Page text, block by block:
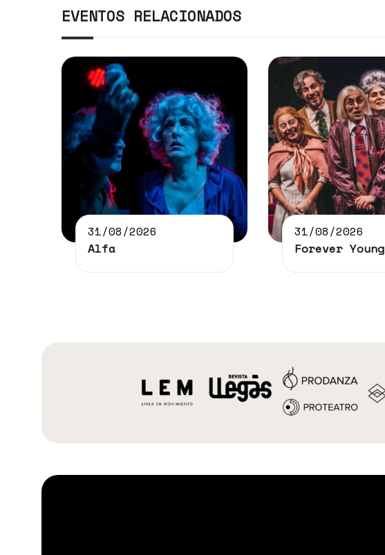
EVENTOS RELACIONADOS
31/08/2026
Alfa
31/08/2026
Forever Young